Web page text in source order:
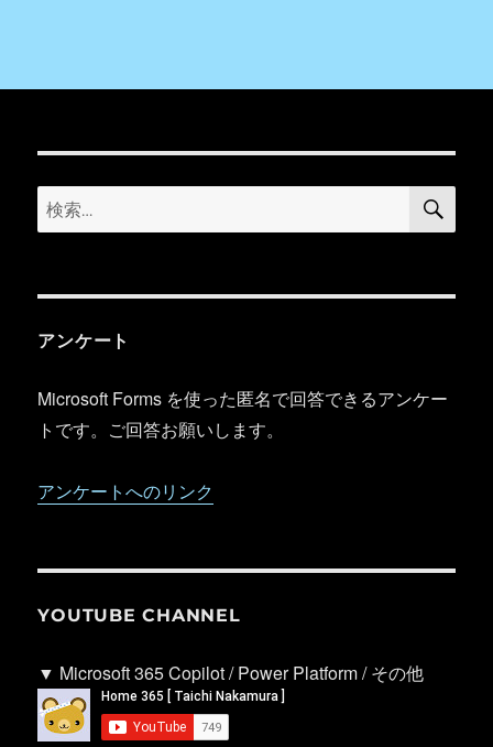
検
索:
検
アンケート
Microsoft Forms を使った匿名で回答できるアンケー
トです。ご回答お願いします。
アンケートへのリンク
YOUTUBE CHANNEL
▼ Microsoft 365 Copilot / Power Platform / その他